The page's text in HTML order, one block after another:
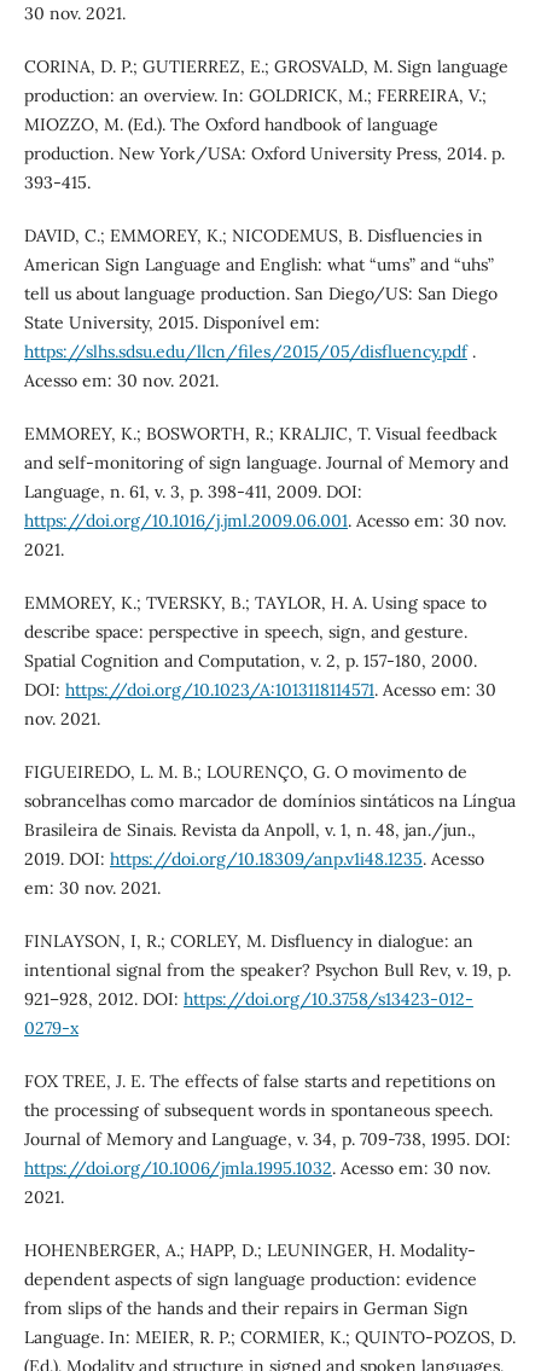
30 nov. 2021.
CORINA, D. P.; GUTIERREZ, E.; GROSVALD, M. Sign language
production: an overview. In: GOLDRICK, M.; FERREIRA, V.;
MIOZZO, M. (Ed.). The Oxford handbook of language
production. New York/USA: Oxford University Press, 2014. p.
393-415.
DAVID, C.; EMMOREY, K.; NICODEMUS, B. Disfluencies in
American Sign Language and English: what “ums” and “uhs”
tell us about language production. San Diego/US: San Diego
State University, 2015. Disponível em:
https://slhs.sdsu.edu/llcn/files/2015/05/disfluency.pdf.
Acesso em: 30 nov. 2021.
EMMOREY, K.; BOSWORTH, R.; KRALJIC, T. Visual feedback
and self-monitoring of sign language. Journal of Memory and
Language, n. 61, v. 3, p. 398-411, 2009. DOI:
https://doi.org/10.1016/j.jml.2009.06.001. Acesso em: 30 nov.
2021.
EMMOREY, K.; TVERSKY, B.; TAYLOR, H. A. Using space to
describe space: perspective in speech, sign, and gesture.
Spatial Cognition and Computation, v. 2, p. 157-180, 2000.
DOI: https://doi.org/10.1023/A:1013118114571. Acesso em: 30
nov. 2021.
FIGUEIREDO, L. M. B.; LOURENÇO, G. O movimento de
sobrancelhas como marcador de domínios sintáticos na Língua
Brasileira de Sinais. Revista da Anpoll, v. 1, n. 48, jan./jun.,
2019. DOI: https://doi.org/10.18309/anp.v1i48.1235. Acesso
em: 30 nov. 2021.
FINLAYSON, I, R.; CORLEY, M. Disfluency in dialogue: an
intentional signal from the speaker? Psychon Bull Rev, v. 19, p.
921–928, 2012. DOI: https://doi.org/10.3758/s13423-012-
0279-x
FOX TREE, J. E. The effects of false starts and repetitions on
the processing of subsequent words in spontaneous speech.
Journal of Memory and Language, v. 34, p. 709-738, 1995. DOI:
https://doi.org/10.1006/jmla.1995.1032. Acesso em: 30 nov.
2021.
HOHENBERGER, A.; HAPP, D.; LEUNINGER, H. Modality-
dependent aspects of sign language production: evidence
from slips of the hands and their repairs in German Sign
Language. In: MEIER, R. P.; CORMIER, K.; QUINTO-POZOS, D.
(Ed.). Modality and structure in signed and spoken languages.